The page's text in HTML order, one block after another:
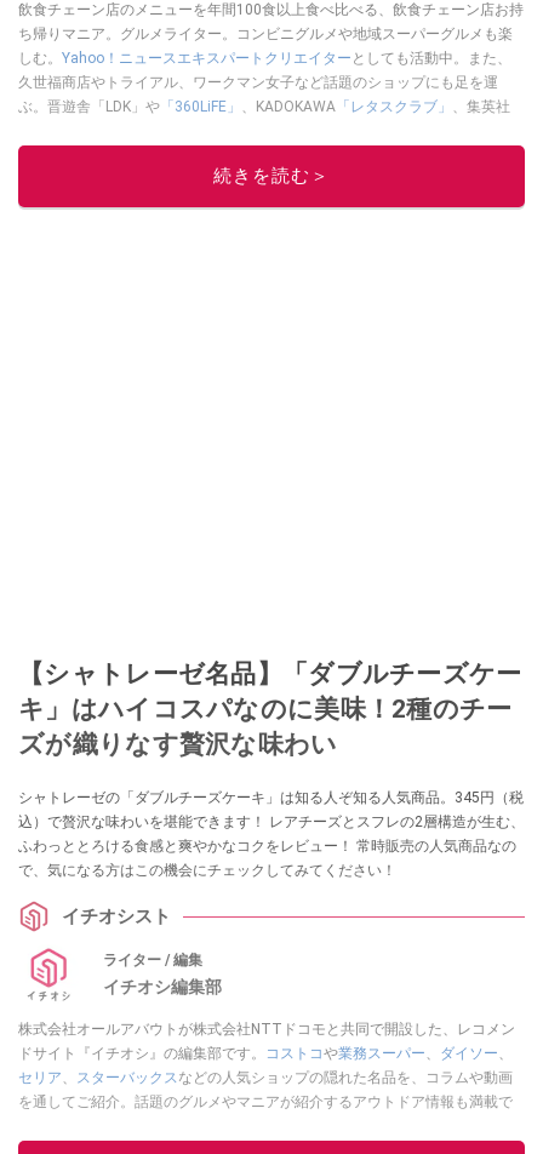
飲食チェーン店のメニューを年間100食以上食べ比べる、飲食チェーン店お持
ち帰りマニア。グルメライター。コンビニグルメや地域スーパーグルメも楽
しむ。 Yahoo！ニュースエキスパートクリエイター としても活動中。また、
久世福商店やトライアル、ワークマン女子など話題のショップにも足を運
ぶ。晋遊舎「LDK」や 「360LiFE」 、KADOKAWA 「レタスクラブ」 、集英社
ルメライター、食の専門家として出演実績あり。
続きを読む＞
【シャトレーゼ名品】「ダブルチーズケー
キ」はハイコスパなのに美味！2種のチー
ズが織りなす贅沢な味わい
シャトレーゼの「ダブルチーズケーキ」は知る人ぞ知る人気商品。345円（税
込）で贅沢な味わいを堪能できます！ レアチーズとスフレの2層構造が生む、
ふわっととろける食感と爽やかなコクをレビュー！ 常時販売の人気商品なの
で、気になる方はこの機会にチェックしてみてください！
イチオシスト
ライター / 編集
イチオシ編集部
株式会社オールアバウトが株式会社NTTドコモと共同で開設した、レコメン
ドサイト『イチオシ』の編集部です。
コストコや業務スーパー、 ダイソー、
セリア、 スターバックスなどの人気ショップの隠れた名品を、コラムや動画
を通してご紹介。話題のグルメやマニアが紹介するアウトドア情報も満載で
レビューしています。毎日トレンド情報をお届けしているので、ぜひ